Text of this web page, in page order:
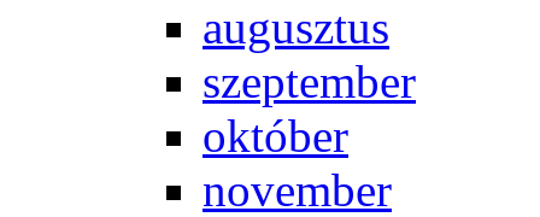
au­gusz­tus
szep­tem­ber
ok­tó­ber
no­vem­ber